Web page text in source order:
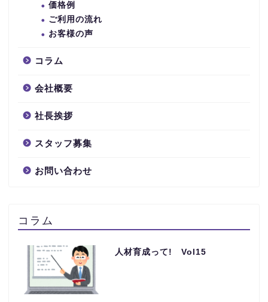
価格例
ご利用の流れ
お客様の声
コラム
会社概要
社長挨拶
スタッフ募集
お問い合わせ
コラム
人材育成って! Vol15